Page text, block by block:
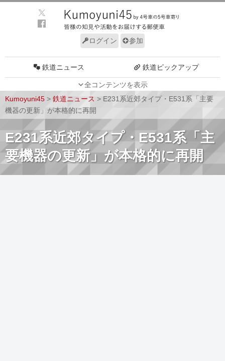
ログイン 参加
全コンテンツを表示
鉄道ニュース 鉄道ピックアップ
車両技術
Kumoyuni45 > 鉄道ニュース > E231系近郊タイプ・E531系「主要
機器の更新」が本格的に再開
E231系近郊タイプ・E531系「主
要機器の更新」が本格的に再開